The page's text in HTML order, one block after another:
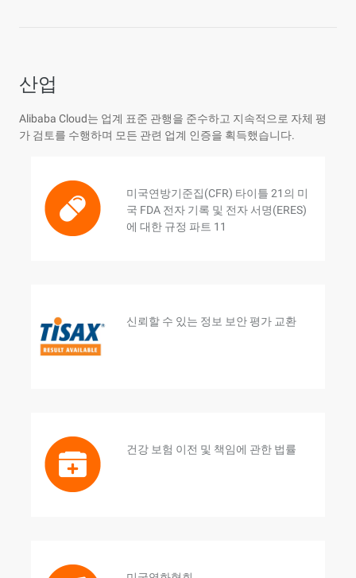
산업
Alibaba Cloud는 업계 표준 관행을 준수하고 지속적으로 자체 평
가 검토를 수행하며 모든 관련 업계 인증을 획득했습니다.
미국연방기준집(CFR) 타이틀 21의 미
국 FDA 전자 기록 및 전자 서명(ERES)
에 대한 규정 파트 11
신뢰할 수 있는 정보 보안 평가 교환
건강 보험 이전 및 책임에 관한 법률